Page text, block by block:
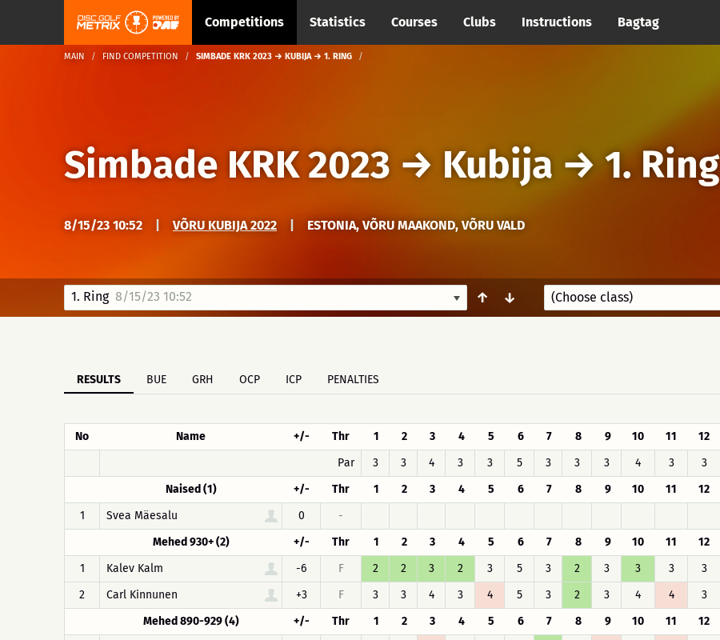
Competitions Statistics Courses Clubs Instructions Bagtag
MAIN FIND COMPETITION SIMBADE KRK 2023 → KUBIJA → 1. RING
Simbade KRK 2023 → Kubija →1. Ring
8/15/23 10:52 VÕRU KUBIJA 2022 ESTONIA, VÕRU MAAKOND, VÕRU VALD
1. Ring8/15/23 10:52 ↑ ↓
RESULTS BUE GRH OCP ICP PENALTIES
No Name +/- Thr 1 2 3 4 5 6 7 8 9 10 11 12
Par
3 3 4 3 3 5 3 3 3 4 3 3
Naised (1)
+/- Thr 1 2 3 4 5 6 7 8 9 10 11 12
1
Svea Mäesalu 0 -
Mehed 930+ (2)
+/- Thr 1 2 3 4 5 6 7 8 9 10 11 12
1
Kalev Kalm -6 F 2 2 3 2 3 5 3 2 3 3 3 3
2
Carl Kinnunen +3 F 3 3 4 3 4 5 3 2 3 4 4 3
Mehed 890-929 (4)
+/- Thr 1 2 3 4 5 6 7 8 9 10 11 12